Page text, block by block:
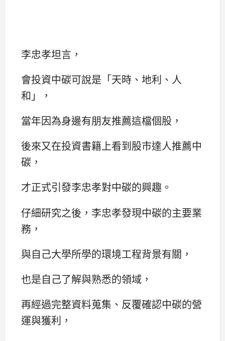
李忠孝坦言，
會投資中碳可說是「天時、地利、人
和」，
當年因為身邊有朋友推薦這檔個股，
後來又在投資書籍上看到股市達人推薦中
碳，
才正式引發李忠孝對中碳的興趣。
仔細研究之後，李忠孝發現中碳的主要業
務，
與自己大學所學的環境工程背景有關，
也是自己了解與熟悉的領域，
再經過完整資料蒐集、反覆確認中碳的營
運與獲利，